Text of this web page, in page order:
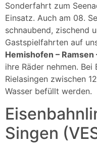
Sonderfahrt zum
Einsatz. Auch am 08.
schnaubend, zischend
Gastspielfahrten auf
Hemishofen – Ramsen
ihre Räder nehmen.
Rielasingen zwischen
Wasser befüllt werden.
Singen